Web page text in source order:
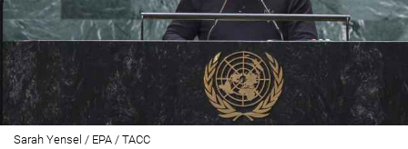
Sarah Yensel / EPA / ТАСС